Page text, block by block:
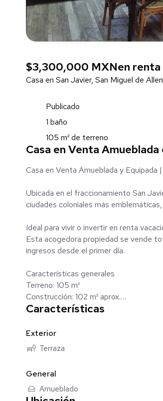
$3,300,000 MXNen renta
Casa en San Javier, San Miguel de
Publicado
1 baño
105 m² de terreno
Casa en Venta
Casa en Venta Amueblada y
Ubicada en el fraccionamiento San
ciudades coloniales más
Ideal para vivir o invertir en renta
Esta acogedora propiedad se vende
ingresos desde el primer día.
Características generales
Terreno: 105 m²
Construcción: 102 m² aprox.
Precio: $3,300,000 MXN
Distribución
2 recámaras
1 baño completo
Comedor
Cocina equipada
Características
Exterior
Terraza
General
Amueblado